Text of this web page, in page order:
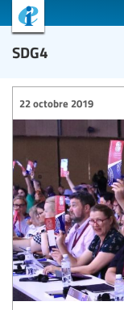
SDG4
22 octobre 2019